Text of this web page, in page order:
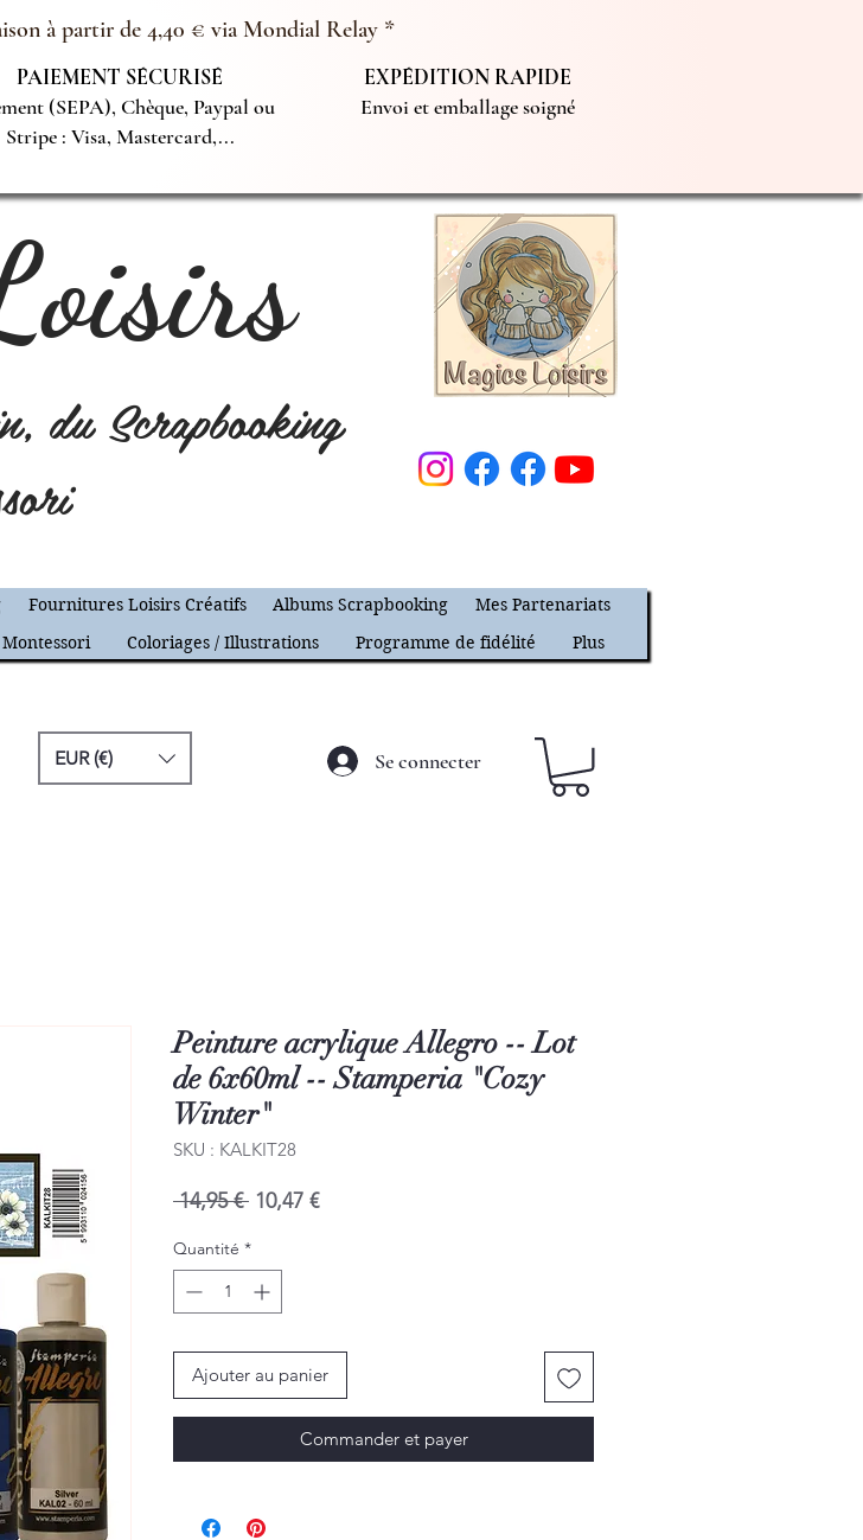
à partir de 4,40 € via Mondial Relay *
PAIEMENT SÉCURISÉ
(SEPA), Chèque, Paypal ou
Stripe : Visa, Mastercard,...
EXPÉDITION RAPIDE
Envoi et emballage soigné
du Scrapbooking
Fournitures Loisirs Créatifs Albums Scrapbooking
Mes Partenariats
Coloriages / Illustrations Programme de fidélité Plus
EUR (€) Se connecter
Peinture acrylique Allegro -- Lot
de 6x60ml -- Stamperia "Cozy
Winter"
SKU : KALKIT28
14,95 € Prix
10,47 €Prix
Quantité *
Ajouter au panier
Commander et payer